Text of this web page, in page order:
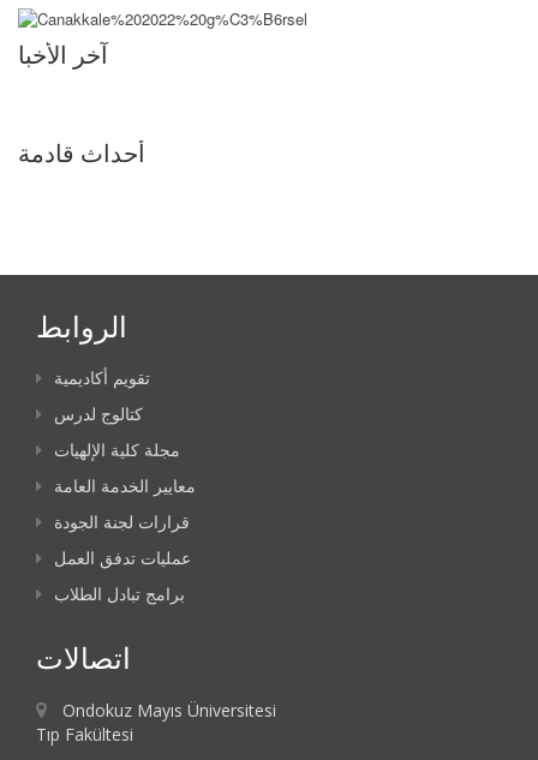
آخر الأخبا
أحداث قادمة
الروابط
تقويم أكاديمية
كتالوج لدرس
مجلة كلية الإلهيات
معايير الخدمة العامة
قرارات لجنة الجودة
عمليات تدفق العمل
برامج تبادل الطلاب
اتصالات
Ondokuz Mayıs Üniversitesi
Tıp Fakültesi